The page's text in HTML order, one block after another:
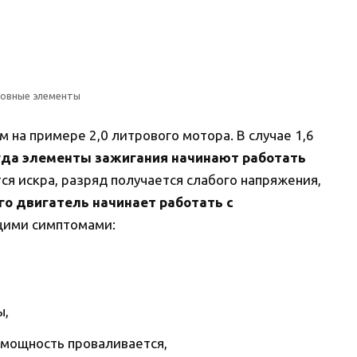
элементы
на примере 2,0 литрового мотора. В случае 1,6
элементы зажигания начинают работать
искра, разряд получается слабого напряжения,
двигатель начинает работать с
симптомами:
проваливается,